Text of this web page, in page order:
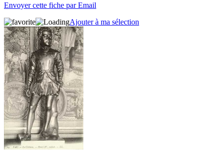
Envoyer cette fiche par Email
Ajouter à ma sélection